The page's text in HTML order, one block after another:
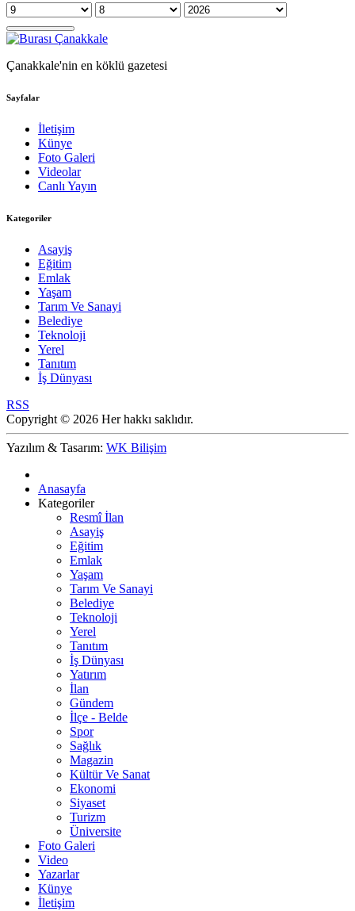
Çanakkale'nin en köklü gazetesi
Sayfalar
İletişim
Künye
Foto Galeri
Videolar
Canlı Yayın
Kategoriler
Asayiş
Eğitim
Emlak
Yaşam
Tarım Ve Sanayi
Belediye
Teknoloji
Yerel
Tanıtım
İş Dünyası
RSS
Copyright © 2026 Her hakkı saklıdır.
Yazılım & Tasarım: WK Bilişim
Anasayfa
Kategoriler
Resmî İlan
Asayiş
Eğitim
Emlak
Yaşam
Tarım Ve Sanayi
Belediye
Teknoloji
Yerel
Tanıtım
İş Dünyası
Yatırım
İlan
Gündem
İlçe - Belde
Spor
Sağlık
Magazin
Kültür Ve Sanat
Ekonomi
Siyaset
Turizm
Üniversite
Foto Galeri
Video
Yazarlar
Künye
İletişim